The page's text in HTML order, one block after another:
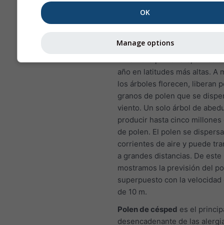
alergenos más comunes en
durante la primavera, o más
año en latitudes más altas. A
los árboles florecen, liberan
granos de polen que se
viento. Un solo árbol de
producir hasta cinco millones
de polen. El polen se
corrientes de aire y puede
a grandes distancias. De este
mostramos la previsión del
superpuesto con la
de 10 m.
Polen de césped es el
desencadenante de las
OK
Manage options